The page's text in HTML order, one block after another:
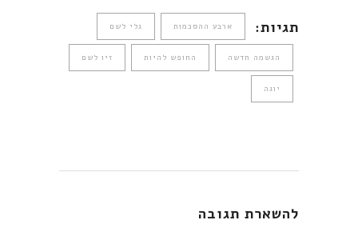
תגיות: ארבע ההסכמות גלי לשם
הגשמה חדשה החופש להיות זיו לשם
יוגה
להשארת תגובה